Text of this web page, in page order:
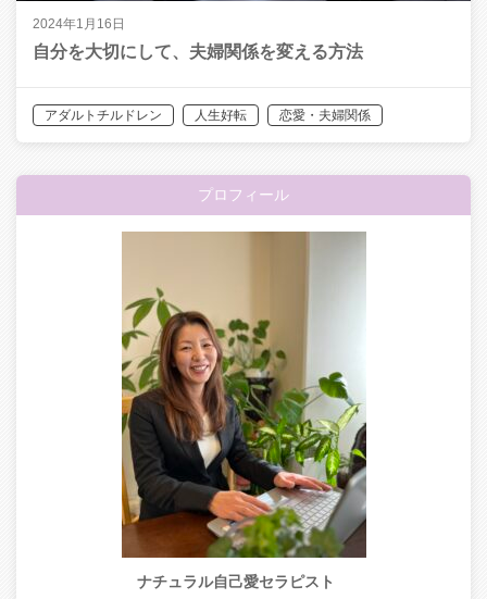
2024年1月16日
自分を大切にして、夫婦関係を変える方法
アダルトチルドレン 人生好転 恋愛・夫婦関係
プロフィール
ナチュラル自己愛セラピスト